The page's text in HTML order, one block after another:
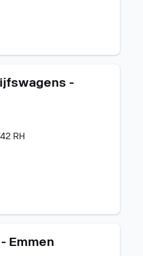
-
RH
Emmen